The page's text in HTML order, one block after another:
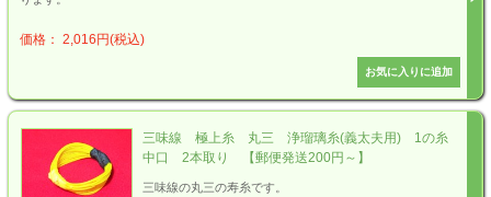
価格： 2,016円(税込)
三味線 極上糸 丸三 浄瑠璃糸(義太夫用) 1の糸
中口 2本取り 【郵便発送200円～】
三味線の丸三の寿糸です。